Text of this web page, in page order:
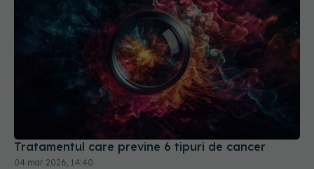
Tratamentul care previne 6 tipuri de cancer
04 mar 2026, 14:40